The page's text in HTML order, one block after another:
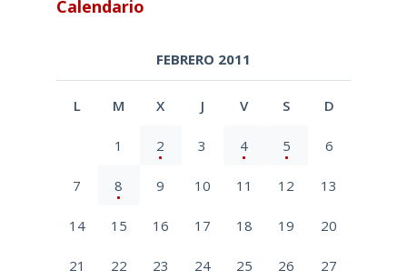
Calendario
FEBRERO 2011
L M X J V S D
1 2 3 4 5 6
7 8 9 10 11 12 13
14 15 16 17 18 19 20
21 22 23 24 25 26 27